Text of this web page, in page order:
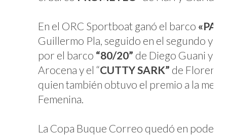
En el ORC Sportboat ganó el barco
Guillermo Pla, seguido en el segundo y
por el barco “80/20” de Diego Guani y
Arocena y el “CUTTY SARK” de
quien también obtuvo el premio a la
Femenina.
La Copa Buque Correo quedó en poder